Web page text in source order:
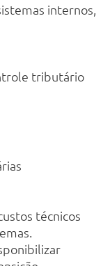
internos,
tributário
técnicos